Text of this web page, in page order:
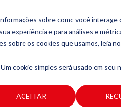
sobre como você interage
experiência e para análises e
sobre os cookies que usamos, leia
cookie simples será usado em seu
ACEITAR
Soluções Serviço